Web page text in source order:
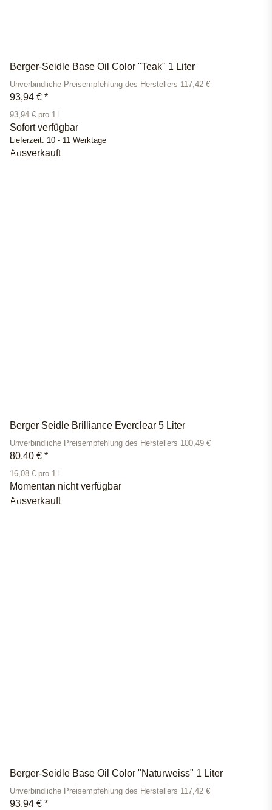
Berger-Seidle Base Oil Color "Teak" 1 Liter
Unverbindliche Preisempfehlung des Herstellers 117,42 €
93,94 € *
93,94 € pro 1 l
Sofort verfügbar
Lieferzeit: 10 - 11 Werktage
Ausverkauft
Berger Seidle Brilliance Everclear 5 Liter
Unverbindliche Preisempfehlung des Herstellers 100,49 €
80,40 € *
16,08 € pro 1 l
Momentan nicht verfügbar
Ausverkauft
Berger-Seidle Base Oil Color "Naturweiss" 1 Liter
Unverbindliche Preisempfehlung des Herstellers 117,42 €
93,94 € *